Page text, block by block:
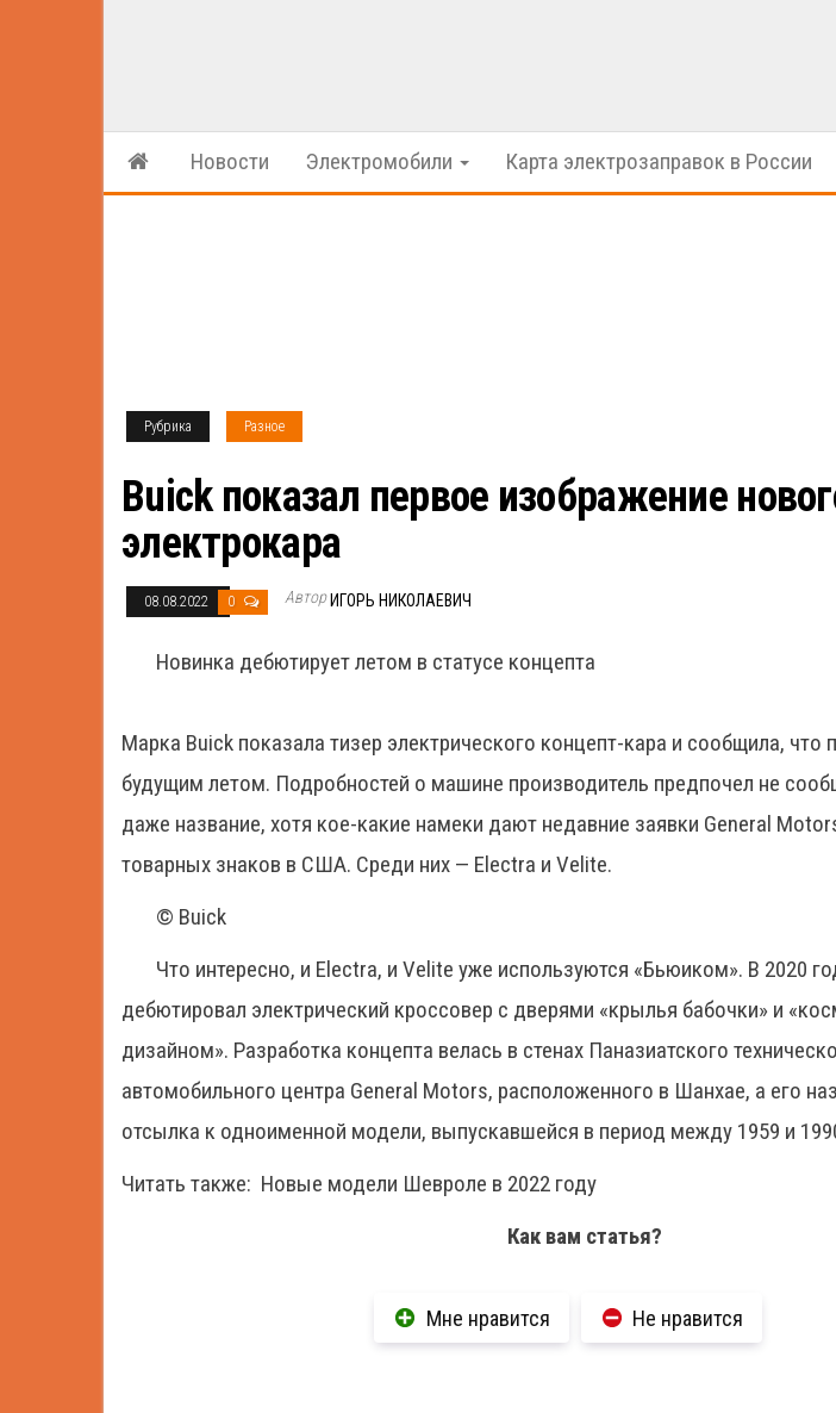
Новости Электромобили Карта электрозаправок в России
Рубрика Разное
Buick показал первое изображение
электрокара
08.08.2022 0 Автор ИГОРЬ НИКОЛАЕВИЧ
Новинка дебютирует летом в статусе концепта
Марка Buick показала тизер электрического концепт-кара и сообщила, что
будущим летом. Подробностей о машине производитель предпочел не
даже название, хотя кое-какие намеки дают недавние заявки General
товарных знаков в США. Среди них — Electra и Velite.
© Buick
Что интересно, и Electra, и Velite уже используются «Бьюиком». В 2020
дебютировал электрический кроссовер с дверями «крылья бабочки» и
дизайном». Разработка концепта велась в стенах Паназиатского
автомобильного центра General Motors, расположенного в Шанхае, а его
отсылка к одноименной модели, выпускавшейся в период между 1959 и
Читать также: Новые модели Шевроле в 2022 году
Как вам статья?
Мне нравится Не нравится